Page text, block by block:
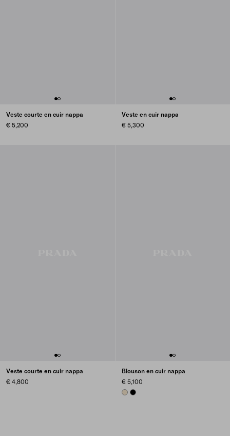
Veste courte en cuir nappa
€ 5,200
Veste en cuir nappa
€ 5,300
Veste courte en cuir nappa
€ 4,800
Blouson en cuir nappa
€ 5,100
IVORYBLACK